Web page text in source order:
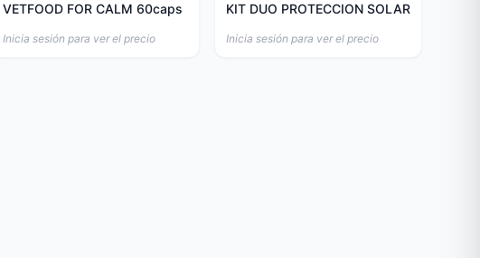
VETFOOD FOR CALM 60caps
Inicia sesión para ver el precio
KIT DUO PROTECCION SOLAR
Inicia sesión para ver el precio